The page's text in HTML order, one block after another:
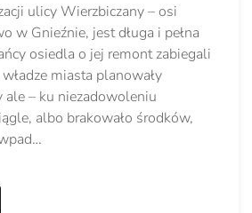
ulicy Wierzbiczany – osi
w Gnieźnie, jest długa i pełna
osiedla o jej remont zabiegali
miasta planowały
ale – ku niezadowoleniu
albo brakowało środków,